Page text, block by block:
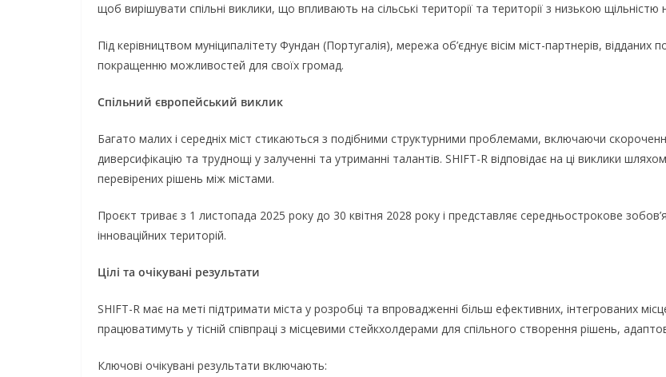
щоб вирішувати спільні виклики, що впливають на сільські території та території з низькою щільністю
Під керівництвом муніципалітету Фундан (Португалія), мережа об’єднує вісім міст-партнерів, відданих
покращенню можливостей для своїх громад.
Спільний європейський виклик
Багато малих і середніх міст стикаються з подібними структурними проблемами, включаючи
диверсифікацію та труднощі у залученні та утриманні талантів. SHIFT-R відповідає на ці виклики
перевірених рішень між містами.
Проєкт триває з 1 листопада 2025 року до 30 квітня 2028 року і представляє середньострокове
інноваційних територій.
Цілі та очікувані результати
SHIFT-R має на меті підтримати міста у розробці та впровадженні більш ефективних, інтегрованих
працюватимуть у тісній співпраці з місцевими стейкхолдерами для спільного створення рішень,
Ключові очікувані результати включають: